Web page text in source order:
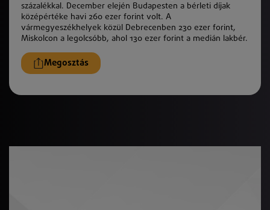
százalékkal. December elején Budapesten a bérleti díjak
középértéke havi 260 ezer forint volt. A
vármegyeszékhelyek közül Debrecenben 230 ezer forint,
Miskolcon a legolcsóbb, ahol 130 ezer forint a medián lakbér.
Megosztás